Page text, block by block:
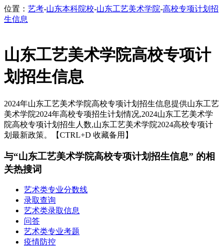
位置： 艺考-山东本科院校-山东工艺美术学院-高校专项计划招
生信息
山东工艺美术学院高校专项计
划招生信息
2024年山东工艺美术学院高校专项计划招生信息提供山东工艺
美术学院2024年高校专项招生计划情况,2024山东工艺美术学
院高校专项计划招生人数,山东工艺美术学院2024高校专项计
划最新政策。【CTRL+D 收藏备用】
与“山东工艺美术学院高校专项计划招生信息” 的相
关热搜词
艺术类专业分数线
录取查询
艺术类录取信息
问答
艺术类专业考题
疫情防控